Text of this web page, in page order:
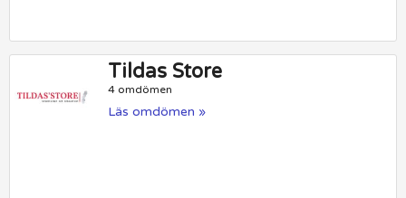
Tildas Store
4 omdömen
Läs omdömen »